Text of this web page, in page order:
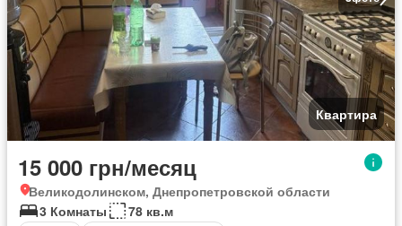
Квартира
15 000 грн/месяц
Великодолинском, Днепропетровской области
3 Комнаты
78 кв.м